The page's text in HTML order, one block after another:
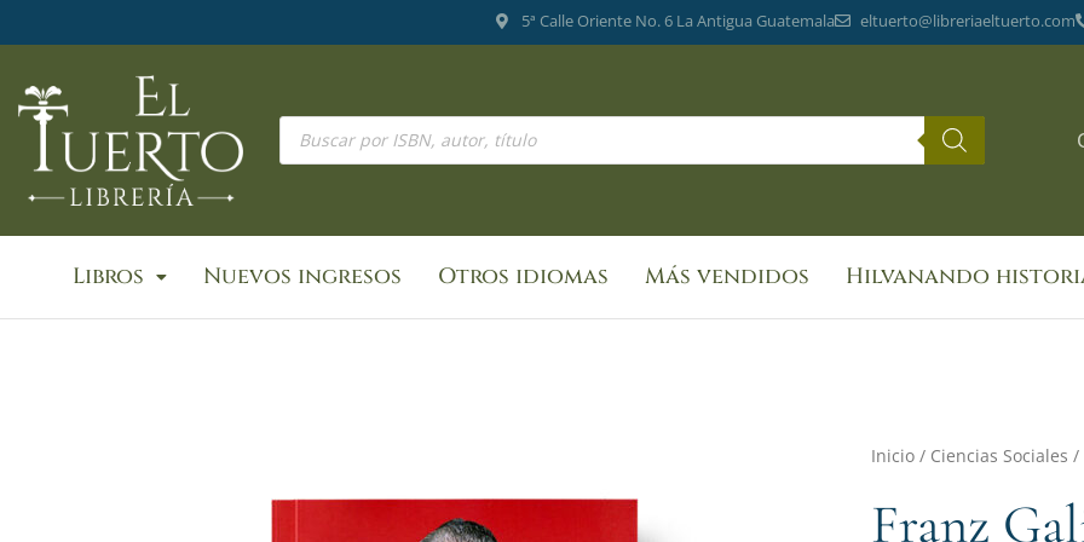
al
5ª Calle Oriente No. 6 La Antigua Guatemala eltuerto@libreriaeltuerto.com
Búsqueda
productos
Libros Nuevos ingresos Otros idiomas Más vendidos Hilvanando
Inicio / Ciencias Sociales /
Franz
Franz
cantidad